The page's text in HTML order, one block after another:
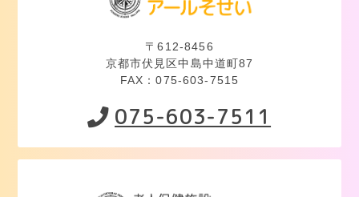
〒612-8456
京都市伏見区中島中道町87
FAX：075-603-7515
075-603-7511